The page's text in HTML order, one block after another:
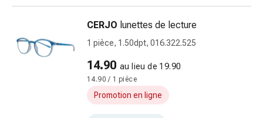
Gouttes
pour
Inflammation
oculaire
CERJO lunettes de lecture
1 pièce, 1.50dpt, 016.322.525
14.90 au lieu de 19.90
14.90 / 1 pièce
Promotion en ligne